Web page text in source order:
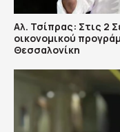
Αλ. Τσίπρας: Στις 2
οικονομικού
Θεσσαλονίκη